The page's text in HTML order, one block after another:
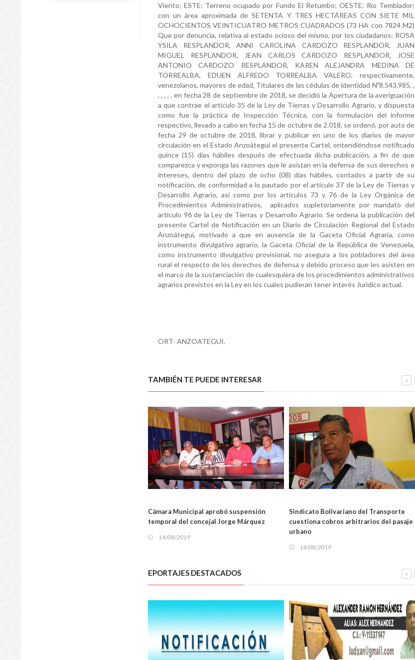
Viento; ESTE: Terreno ocupado por Fundo El Retumbo; OESTE: Rio Temblador;
con un área aproximada de SETENTA Y TRES HECTÁREAS CON SIETE MIL
OCHOCIENTOS VEINTICUATRO METROS CUADRADOS (73 HA con 7824 M2)
Que por denuncia, relativa al estado ocioso del mismo, por los ciudadanos: ROSA
YSILA RESPLANDOR, ANNI CAROLINA CARDOZO RESPLANDOR, JUAN
MIGUEL RESPLANDOR, JEAN CARLOS CARDOZO RESPLANDOR, JOSE
ANTONIO CARDOZO RESPLANDOR, KAREN ALEJANDRA MEDINA DE
TORREALBA, EDUEN ALFREDO TORREALBA VALERO, respectivamente,
venezolanos, mayores de edad, Titulares de las cédulas de identidad Nº8.543.985, ,
, , , , , en fecha 28 de septiembre de 2018, se decidió la Apertura de la averiguación
a que contrae el artículo 35 de la Ley de Tierras y Desarrollo Agrario, y dispuesta
como fue la práctica de Inspección Técnica, con la formulación del informe
respectivo, llevado a cabo en fecha 15 de octubre de 2.018, se ordenó, por auto de
fecha 29 de octubre de 2018, librar y publicar en uno de los diarios de mayor
circulación en el Estado Anzoátegui el presente Cartel, entendiéndose notificado
quince (15) días hábiles después de efectuada dicha publicación, a fin de que
comparezca y exponga las razones que le asistan en la defensa de sus derechos e
intereses, dentro del plazo de ocho (08) días hábiles, contados a partir de su
notificación, de conformidad a lo pautado por el artículo 37 de la Ley de Tierras y
Desarrollo Agrario, así como por los artículos 73 y 76 de la Ley Orgánica de
Procedimientos Administrativos, aplicados supletoriamente por mandato del
artículo 96 de la Ley de Tierras y Desarrollo Agrario. Se ordena la publicación del
presente Cartel de Notificación en un Diario de Circulación Regional del Estado
Anzoátegui, motivado a que en ausencia de la Gaceta Oficial Agraria, como
instrumento divulgativo agrario, la Gaceta Oficial de la República de Venezuela,
como instrumento divulgativo provisional, no asegura a los pobladores del área
rural el respecto de los derechos de defensa y debido proceso que les asisten en
el marco de la sustanciación de cualesquiera de los procedimientos administrativos
agrarios previstos en la Ley en los cuales pudieran tener interés Jurídico actual.
ORT- ANZOATEGUI.
TAMBIÉN TE PUEDE INTERESAR
Cámara Municipal aprobó suspensión
temporal del concejal Jorge Márquez
14/08/2019
Sindicato Bolivariano del Transporte
cuestiona cobros arbitrarios del pasaje
urbano
14/08/2019
EPORTAJES DESTACADOS